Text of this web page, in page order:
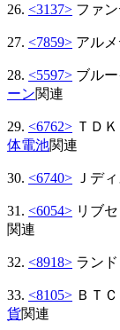
26. <3137> ファ
27. <7859> アル
28. <5597> ブル
ーン関連
29. <6762> Ｔ
体電池関連
30. <6740> Ｊ
31. <6054> リ
関連
32. <8918> ラ
33. <8105> Ｂ
貨関連